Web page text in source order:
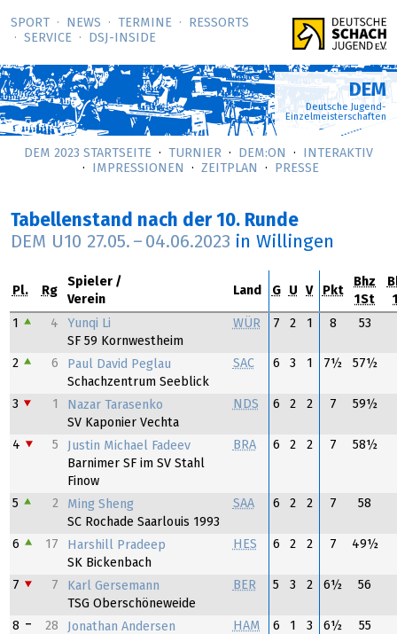
SPORT NEWS TERMINE
RESSORTS
SERVICE
DSJ-­INSIDE
DEM
Deutsche Jugend-
Einzelmeisterschaften
DEM 2023 STARTSEITE TURNIER DEM:ON
INTERAKTIV
IMPRESSIONEN
ZEITPLAN PRESSE
Tabellenstand nach der 10. Runde
DEM U10 27.05. – 04.06.2023 in Willingen
Pl. Rg
Spieler
Verein
Land G U V Pkt
Bhz
1St
1
4
Yunqi Li
SF 59 Kornwestheim
WÜR 7 2 1 8 53
2 6
Paul David Peglau
Schachzentrum Seeblick
SAC 6 3 1 7½ 57½
3 1
Nazar Tarasenko
SV Kaponier Vechta
NDS 6 2 2 7 59½
4 5
Justin Michael Fadeev
Barnimer SF im SV Stahl
Finow
BRA 6 2 2 7 58½
5 2
Ming Sheng
SC Rochade Saarlouis 1993
SAA 6 2 2 7 58
6 17
Harshill Pradeep
SK Bickenbach
HES 6 2 2 7 49½
7 7
Karl Gersemann
TSG Oberschöneweide
BER 5 3 2 6½ 56
8 28
Jonathan Andersen
HAM 6 1 3 6½ 55